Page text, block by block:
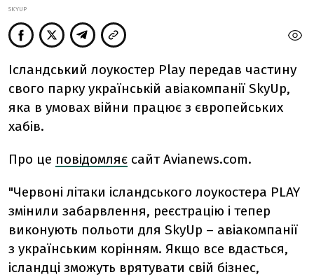
SKYUP
Ісландський лоукостер Play передав частину
свого парку українській авіакомпанії SkyUp,
яка в умовах війни працює з європейських
хабів.
Про це повідомляє сайт Аvianews.com.
"Червоні літаки ісландського лоукостера PLAY
змінили забарвлення, реєстрацію і тепер
виконують польоти для SkyUp – авіакомпанії
з українським корінням. Якщо все вдасться,
ісландці зможуть врятувати свій бізнес,